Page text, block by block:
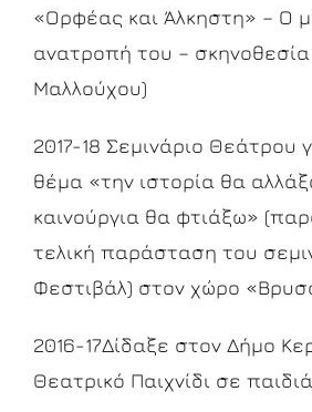
«Ορφέας και Άλκηστη» – Ο
ανατροπή του –
Μαλλούχου)
2017-18 Σεμινάριο Θεάτρου
θέμα «την ιστορία θα
καινούργια θα φτιάξω»
τελική παράσταση του
Φεστιβάλ) στον χώρο
2016-17Δίδαξε στον Δήμο
Θεατρικό Παιχνίδι σε